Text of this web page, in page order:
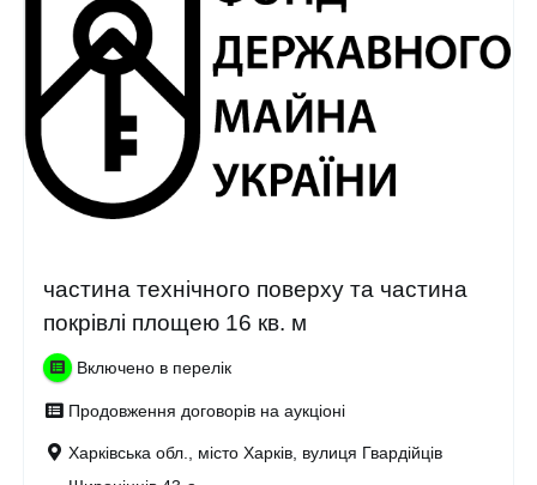
частина технічного поверху та частина
покрівлі площею 16 кв. м
Включено в перелік
Продовження договорів на аукціоні
Харківська обл., місто Харків, вулиця Гвардійців